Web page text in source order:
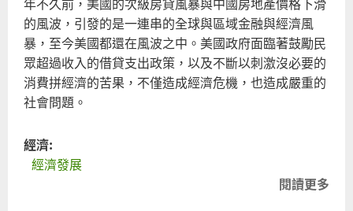
的風波，引發的是一連串的全球與區域金融與經濟風
暴，至今美國都還在風波之中。美國政府面臨著鼓勵民
眾超過收入的借貸支出政策，以及不斷以刺激沒必要的
消費拼經濟的苦果，不僅造成經濟危機，也造成嚴重的
社會問題。
經濟:
經濟發展
閱讀更多